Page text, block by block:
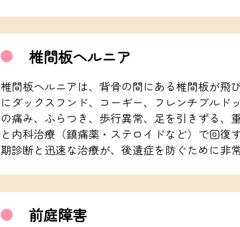
椎間板ヘルニア
椎間板ヘルニアは、背骨の間にある椎間板が飛
にダックスフンド、コーギー、フレンチブルド
の痛み、ふらつき、歩行異常、足を引きずる、
と内科治療（鎮痛薬・ステロイドなど）で回
期診断と迅速な治療が、後遺症を防ぐために非
前庭障害